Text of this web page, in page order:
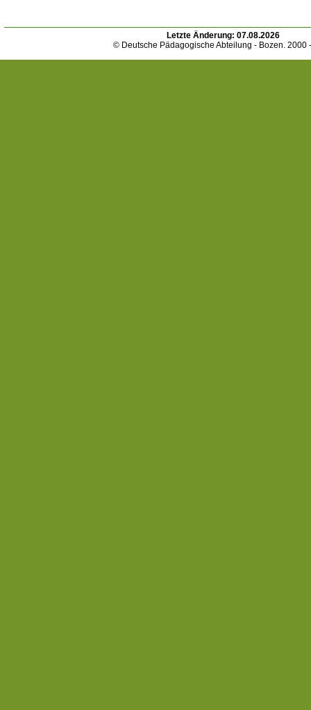
Letzte Änderung: 07.08.2026
© Deutsche Pädagogische Abteilung - Bozen. 2000